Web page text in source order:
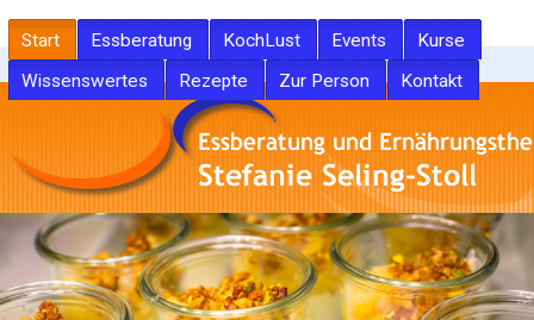
Start Essberatung KochLust Events
Kurse
Wissenswertes
Rezepte Zur Person Kontakt